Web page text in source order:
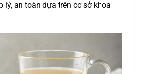
lý, an toàn dựa trên cơ sở khoa